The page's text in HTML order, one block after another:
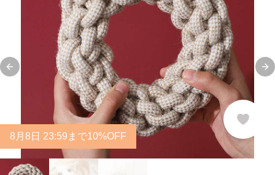
Previous slide
8 月 8 日 23:59まで10%OFF